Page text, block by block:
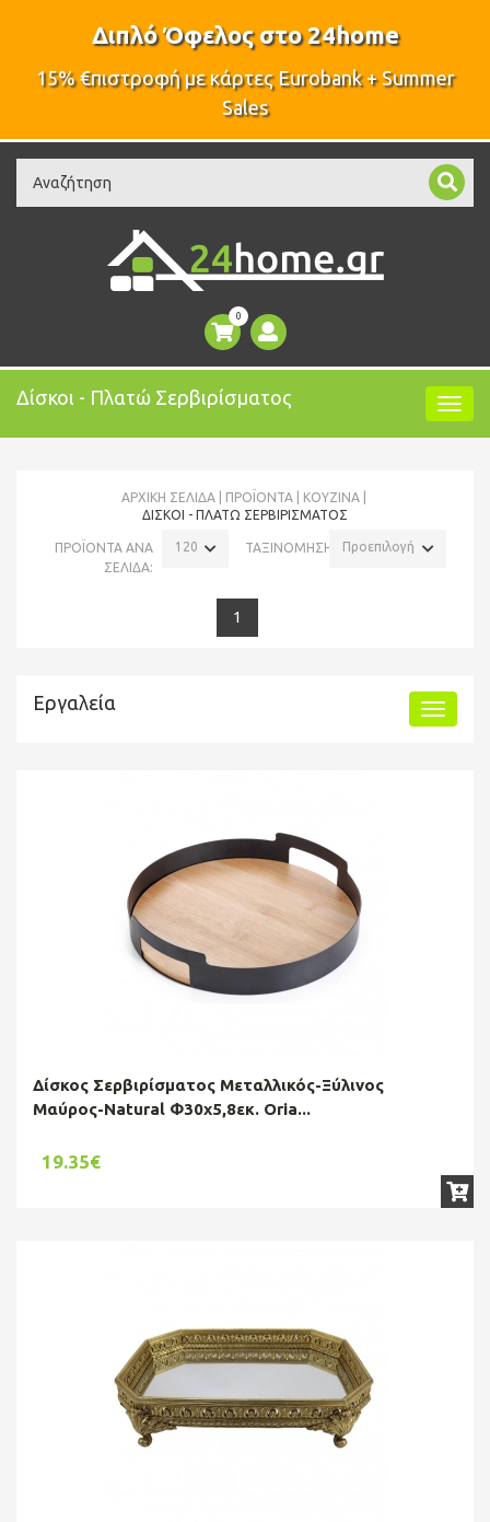
Διπλό Όφελος στο 24home
15% €πιστροφή με κάρτες Eurobank + Summer
Sales
Search
0
Δίσκοι - Πλατώ Σερβιρίσματος
ΑΡΧΙΚΉ ΣΕΛΊΔΑ ΠΡΟΪΌΝΤΑ
ΚΟΥΖΙΝΑ
ΔΊΣΚΟΙ - ΠΛΑΤΏ ΣΕΡΒΙΡΊΣΜΑΤΟΣ
ΠΡΟΪΟΝΤΑ ΑΝΑ
ΣΕΛΙΔΑ:
120 ΤΑΞΙΝΟΜΗΣΗ: Προεπιλογή
1
Εργαλεία
Δίσκος Σερβιρίσματος Μεταλλικός-Ξύλινος
Μαύρος-Natural Φ30x5,8εκ. Oria...
19.35€